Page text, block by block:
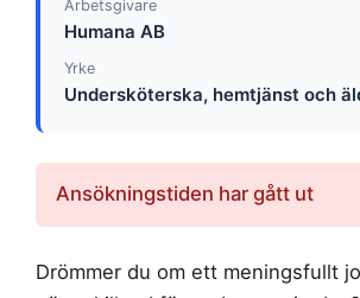
Arbetsgivare
Humana AB
Yrke
Undersköterska, hemtjänst och
Ansökningstiden har gått ut
Drömmer du om ett meningsfullt